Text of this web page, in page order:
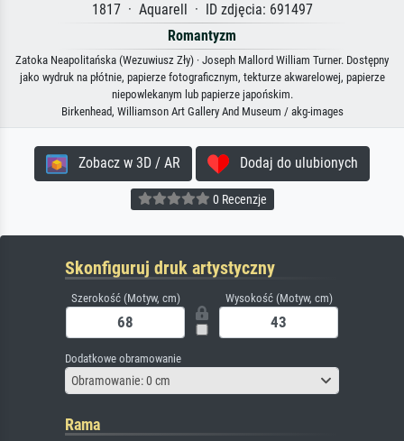
1817 · Aquarell · ID zdjęcia: 691497
Romantyzm
Zatoka Neapolitańska (Wezuwiusz Zły) · Joseph Mallord William Turner. Dostępny
jako wydruk na płótnie, papierze fotograficznym, tekturze akwarelowej, papierze
niepowlekanym lub papierze japońskim.
Birkenhead, Williamson Art Gallery And Museum / akg-images
Zobacz w 3D / AR Dodaj do ulubionych
0 Recenzje
Skonfiguruj druk artystyczny
Szerokość (Motyw, cm) Wysokość (Motyw, cm)
Dodatkowe obramowanie
Obramowanie: 0 cm
Rama